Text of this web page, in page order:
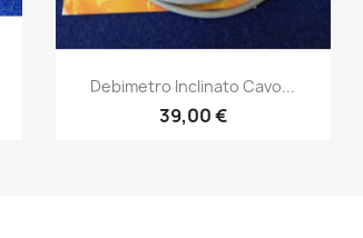
Anteprima
Debimetro Inclinato Cavo...
39,00 €